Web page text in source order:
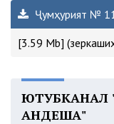
Ҷумҳурият №
[3.59 Mb]
ЮТУБКАНАЛ
АНДЕША"